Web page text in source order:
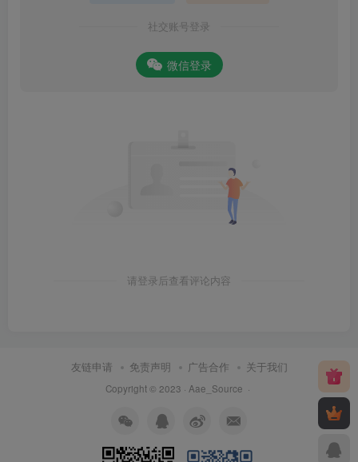
社交账号登录
微信登录
请登录后查看评论内容
友链申请 免责声明 广告合作 关于我们
Copyright © 2023 · Aae_Source ·